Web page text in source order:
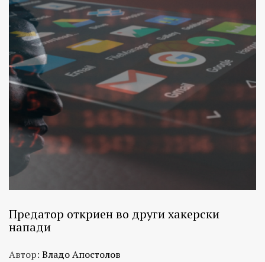
Предатор откриен во други хакерски
напади
Автор: Владо Апостолов